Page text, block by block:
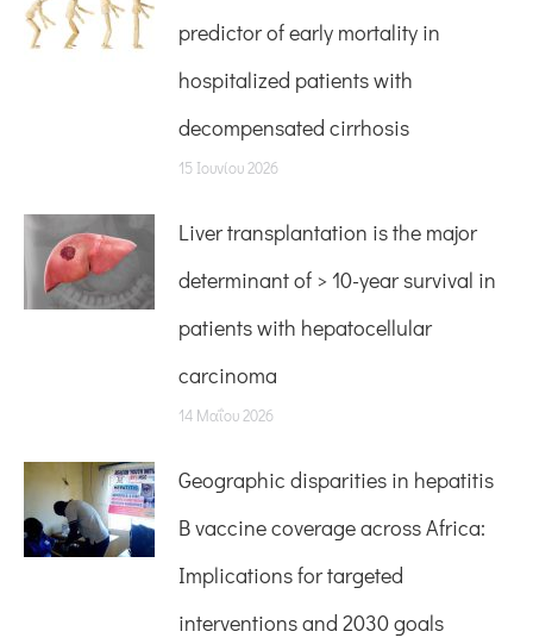
predictor of early mortality in
hospitalized patients with
decompensated cirrhosis
15 Ιουνίου 2026
Liver transplantation is the major
determinant of > 10-year survival in
patients with hepatocellular
carcinoma
14 Μαΐου 2026
Geographic disparities in hepatitis
B vaccine coverage across Africa:
Implications for targeted
interventions and 2030 goals